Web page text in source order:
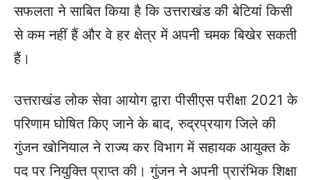
सफलता ने साबित किया है कि उत्तराखंड की बेटियां किसी
से कम नहीं हैं और वे हर क्षेत्र में अपनी चमक बिखेर सकती
हैं।
उत्तराखंड लोक सेवा आयोग द्वारा पीसीएस परीक्षा 2021 के
परिणाम घोषित किए जाने के बाद, रुद्रप्रयाग जिले की
गुंजन खोनियाल ने राज्य कर विभाग में सहायक आयुक्त के
पद पर नियुक्ति प्राप्त की। गुंजन ने अपनी प्रारंभिक शिक्षा